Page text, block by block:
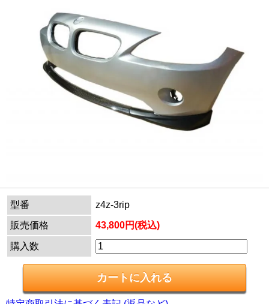
型番
z4z-3rip
販売価格
43,800円(税込)
購入数